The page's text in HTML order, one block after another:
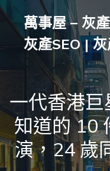
萬事屋 – 灰
灰產SEO |
一代香港
知道的 10
演，24 歲